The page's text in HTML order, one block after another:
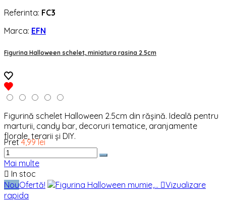
Referinta: FC3
Marca: EFN
Figurina Halloween schelet, miniatura rasina 2.5cm
Figurină schelet Halloween 2.5cm din rășină. Ideală pentru
marturii, candy bar, decoruri tematice, aranjamente
florale, terarii și DIY.
Pret 4,99 lei
Mai multe
 In stoc
NouOfertă! Vizualizare
rapida